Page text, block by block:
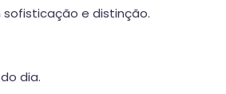
e distinção.
dia.